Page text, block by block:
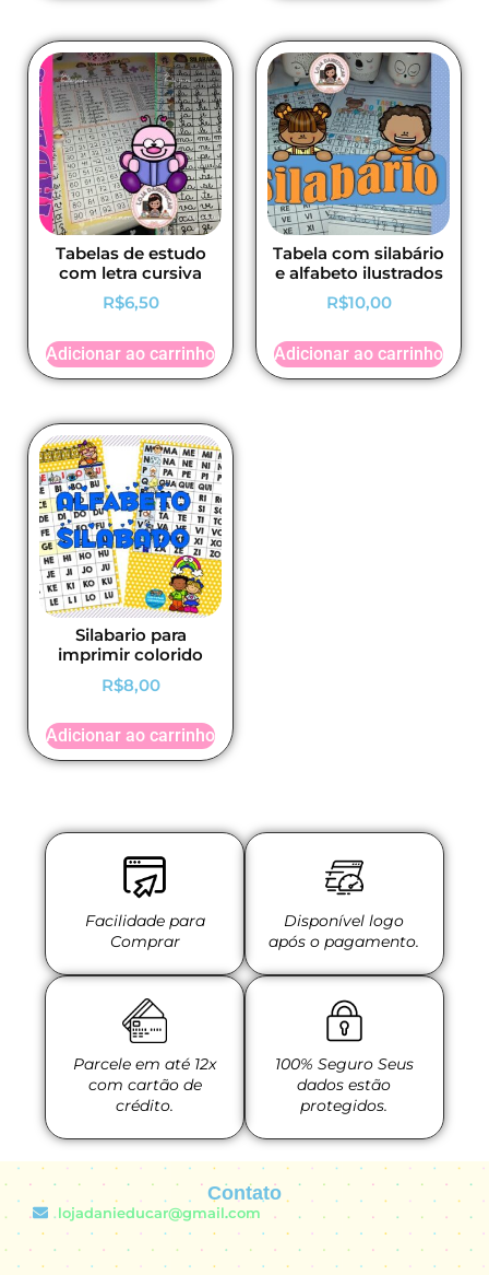
Tabelas de estudo
com letra cursiva
R$6,50
Adicionar ao carrinho
Tabela com silabário
e alfabeto ilustrados
R$10,00
Adicionar ao carrinho
Silabario para
imprimir colorido
R$8,00
Adicionar ao carrinho
Facilidade para
Comprar
Disponível logo
após o pagamento.
Parcele em até 12x
com cartão de
crédito.
100% Seguro Seus
dados estão
protegidos.
Contato
lojadanieducar@gmail.com